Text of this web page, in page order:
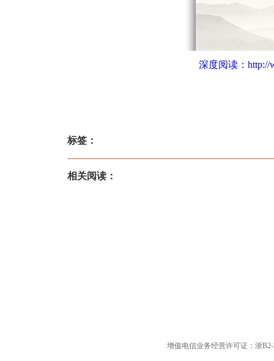
深度阅读： http://
标签：
相关阅读：
增值电信业务经营许可证：浙